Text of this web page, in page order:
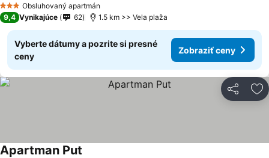
3 Počet hviezdičiek
Obsluhovaný apartmán
9,4 Vynikajúce 62 1.5 km >> Vela plaža
Vyberte dátumy a pozrite si presné
ceny
Zobraziť ceny
Zdieľať
Apartman Put